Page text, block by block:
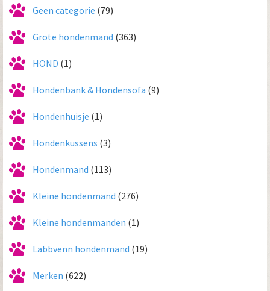
Geen categorie (79)
Grote hondenmand (363)
HOND (1)
Hondenbank & Hondensofa (9)
Hondenhuisje (1)
Hondenkussens (3)
Hondenmand (113)
Kleine hondenmand (276)
Kleine hondenmanden (1)
Labbvenn hondenmand (19)
Merken (622)